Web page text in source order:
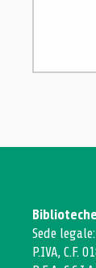
Sede
P.IVA, C.F.